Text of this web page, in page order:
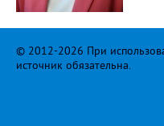
© 2012-2026 При
источник обязательна.